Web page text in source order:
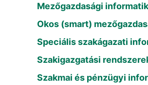
Mezőgazdasági
Okos (smart)
Speciális szakágazati
Szakigazgatási
Szakmai és pénzügyi